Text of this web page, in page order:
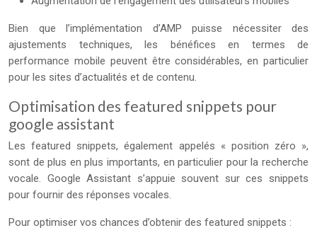
Bien que l’implémentation d’AMP puisse nécessiter des
ajustements techniques, les bénéfices en termes de
performance mobile peuvent être considérables, en particulier
pour les sites d’actualités et de contenu.
Optimisation des featured snippets pour
google assistant
Les featured snippets, également appelés « position zéro »,
sont de plus en plus importants, en particulier pour la recherche
vocale. Google Assistant s’appuie souvent sur ces snippets
pour fournir des réponses vocales.
Pour optimiser vos chances d’obtenir des featured snippets :